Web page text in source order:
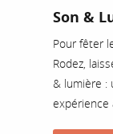
Son &
Pour fêter
Rodez,
& lumière :
expérience